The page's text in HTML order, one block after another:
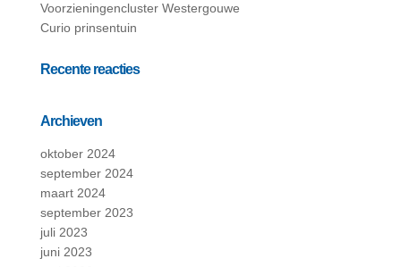
Voorzieningencluster Westergouwe
Curio prinsentuin
Recente reacties
Archieven
oktober 2024
september 2024
maart 2024
september 2023
juli 2023
juni 2023